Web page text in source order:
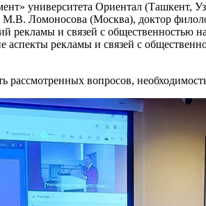
университета Ориентал (Ташкент,
Ломоносова (Москва), доктор
рекламы и связей с общественностью
рекламы и связей с
вопросов,